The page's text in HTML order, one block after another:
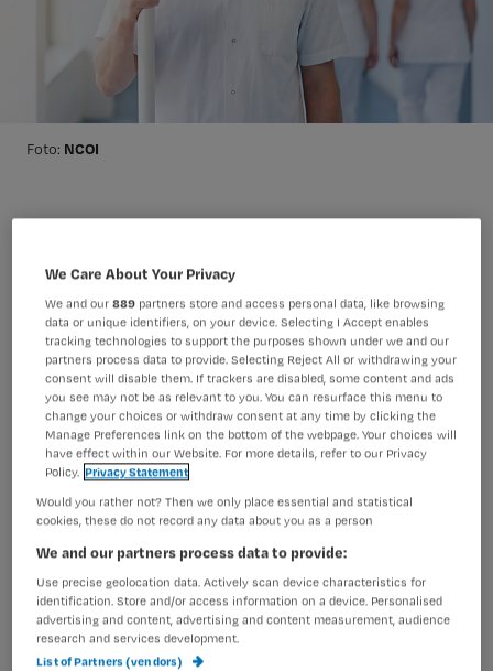
Foto: NCOI
blijven oplopen. Tegelijkertijd groeit de
zorgvraag door vergrijzing en de
toenemende complexiteit van zorg.
Toch lijkt er beweging te komen in hoe
Nederlanders kijken naar instroom in
de zorg. Uit onderzoek van NCOI onder
ruim duizend werkenden blijkt dat
driekwart vertrouwen heeft in
zorgprofessionals die via een verkorte
opleidingsroute zijn opgeleid. Ook
wanneer het gaat om zorg voor
henzelf of hun naasten.
We Care About Your Privacy
We and our889 partners store and access personal data, like browsing
data or unique identifiers, on your device. Selecting I Accept enables
tracking technologies to support the purposes shown under we and our
partners process data to provide. Selecting Reject All or withdrawing your
consent will disable them. If trackers are disabled, some content and ads
you see may not be as relevant to you. You can resurface this menu to
change your choices or withdraw consent at any time by clicking the
Manage Preferences link on the bottom of the webpage. Your choices will
have effect within our Website. For more details, refer to our Privacy
Policy. Privacy Statement
Would you rather not? Then we only place essential and statistical
cookies, these do not record any data about you as a person
We and our partners process data to provide:
Use precise geolocation data. Actively scan device characteristics for
identification. Store and/or access information on a device. Personalised
advertising and content, advertising and content measurement, audience
research and services development.
List of Partners (vendors)